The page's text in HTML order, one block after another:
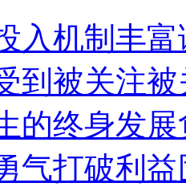
入机制丰富
到被关注被
的终身发展
气打破利益